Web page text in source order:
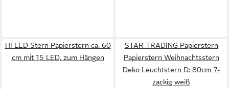
HI LED Stern Papierstern ca. 60
cm mit 15 LED, zum Hängen
STAR TRADING Papierstern
Papierstern Weihnachtsstern
Deko Leuchtstern D: 80cm 7-
zackig weiß